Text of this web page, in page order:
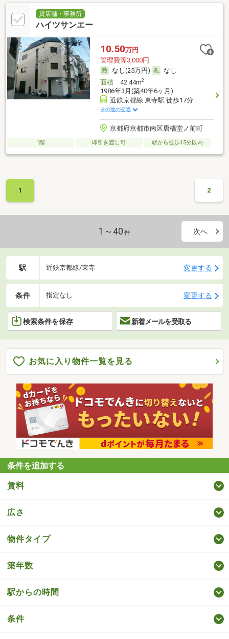
貸店舗・事務所
ハイツサンエー
10.50万円
管理費等3,000円
なし(25万円)
なし
面積42.44m2
1986年3月(築40年6ヶ月)
近鉄京都線 東寺駅 徒歩17分
その他の交通
京都府京都市南区唐橋堂ノ前町
1階 即引き渡し可 駅から徒歩15分以内
1 2
1～40 件 次へ
駅 近鉄京都線/東寺 変更する
条件 指定なし 変更する
検索条件を保存 新着メールを受取る
お気に入り物件一覧を見る
条件を追加する
賃料
広さ
物件タイプ
築年数
駅からの時間
条件